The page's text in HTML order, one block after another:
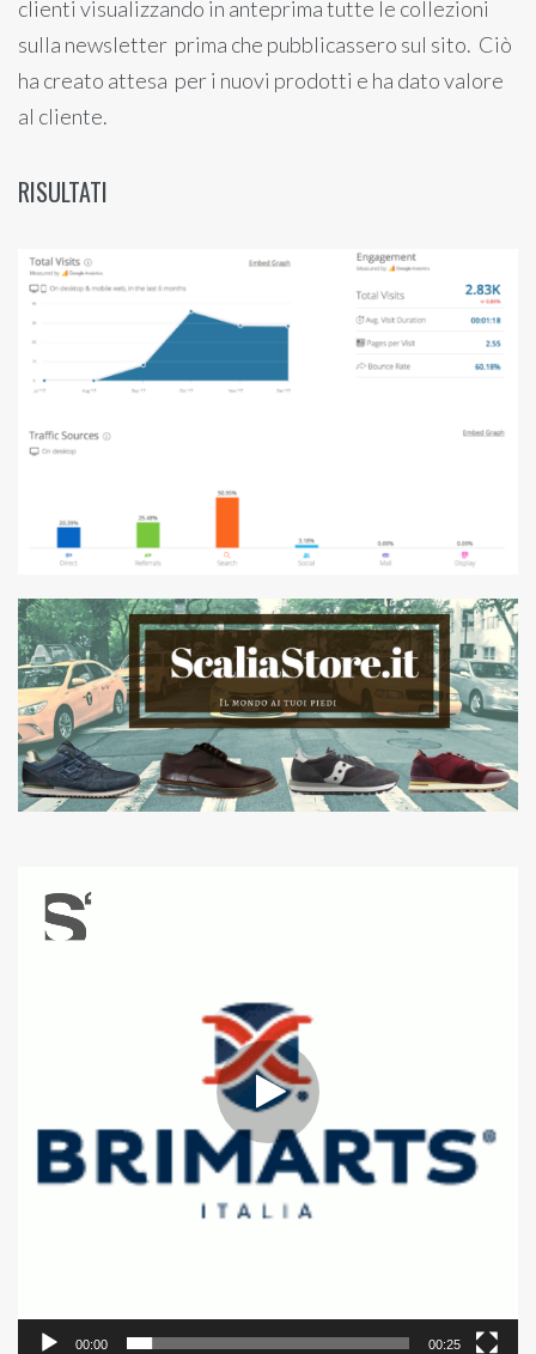
clienti visualizzando in anteprima tutte le collezioni
sulla newsletter prima che pubblicassero sul sito. Ciò
ha creato attesa per i nuovi prodotti e ha dato valore
al cliente.
RISULTATI
Player
00:00 00:25